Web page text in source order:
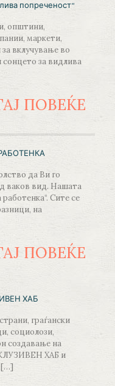
попреченост“
општини,
маркети,
вклучување во
сонцето за видлива
ПОВЕЌЕ
да Ви го
ваков вид. Нашата
Сите се
на
ПОВЕЌЕ
ХАБ
граѓански
социолози,
создавање на
ХАБ и
[…]